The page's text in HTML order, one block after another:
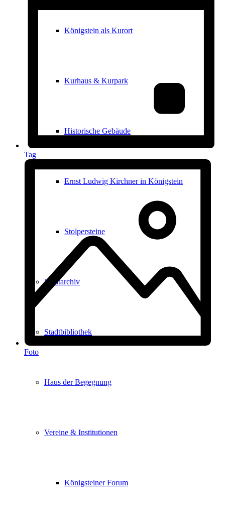
Königstein als Kurort
Kurhaus & Kurpark
Historische Gebäude
Ernst Ludwig Kirchner in Königstein
Stolpersteine
Stadtarchiv
Stadtbibliothek
Haus der Begegnung
Vereine & Institutionen
Königsteiner Forum
Tag
Foto